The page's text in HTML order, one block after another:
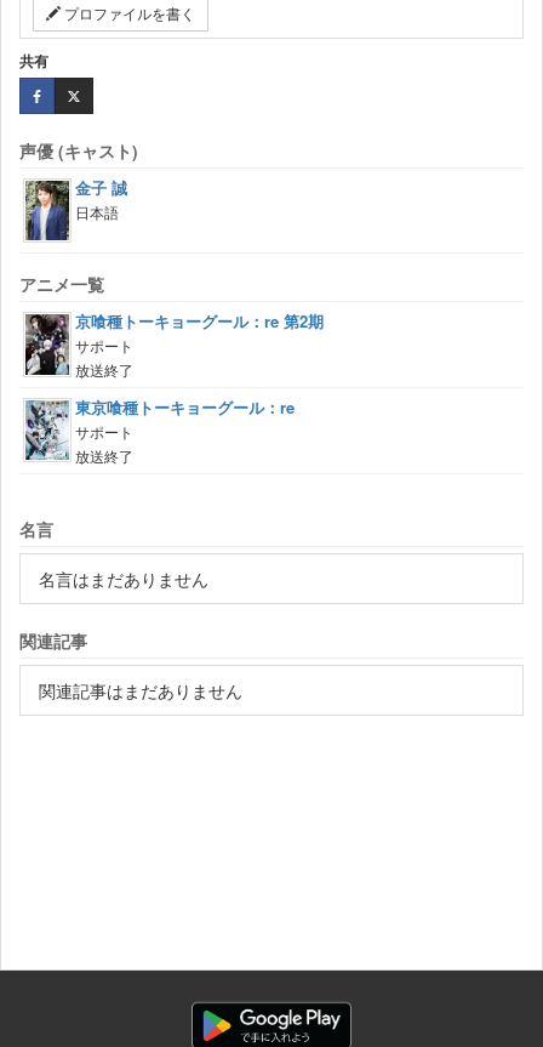
プロファイルを書く
共有
声優 (キャスト)
金子 誠
日本語
アニメ一覧
京喰種トーキョーグール：re 第2期
サポート
放送終了
東京喰種トーキョーグール：re
サポート
放送終了
名言
名言はまだありません
関連記事
関連記事はまだありません